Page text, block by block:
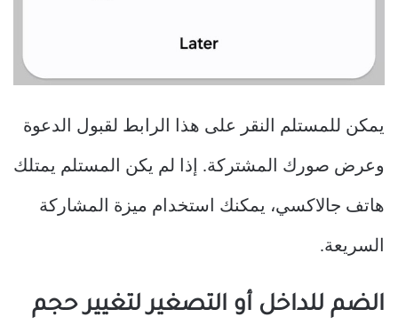
يمكن للمستلم النقر على هذا الرابط لقبول الدعوة
وعرض صورك المشتركة. إذا لم يكن المستلم يمتلك
هاتف جالاكسي، يمكنك استخدام ميزة المشاركة
السريعة.
الضم للداخل أو التصغير لتغيير حجم